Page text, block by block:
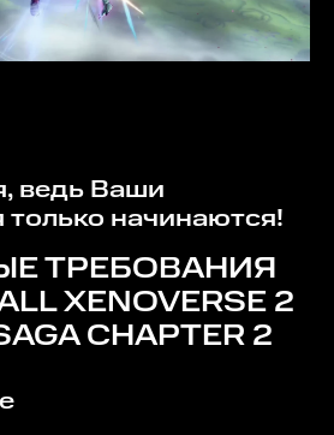
начинаются!
ТРЕБОВАНИЯ
XENOVERSE 2
CHAPTER 2